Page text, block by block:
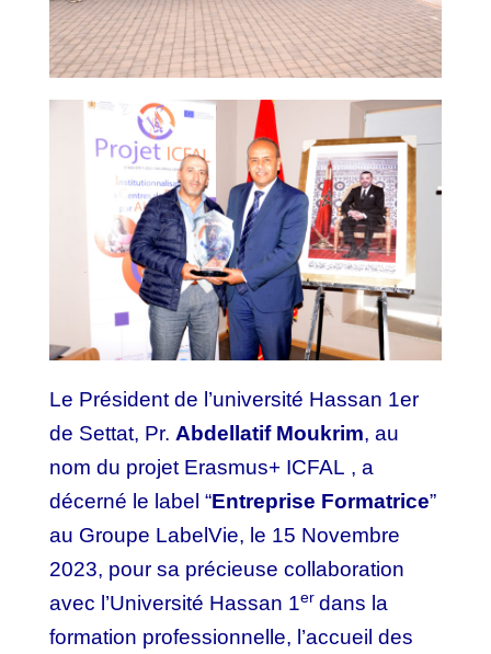
Le Président de l’université Hassan 1er
de Settat, Pr. Abdellatif Moukrim, au
nom du projet Erasmus+ ICFAL , a
décerné le label “Entreprise Formatrice”
au Groupe LabelVie, le 15 Novembre
2023, pour sa précieuse collaboration
avec l’Université Hassan 1er dans la
formation professionnelle, l’accueil des